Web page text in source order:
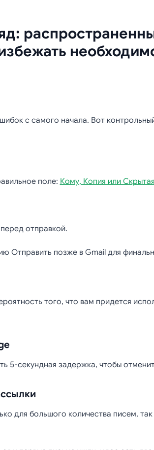
с самого начала. Вот
поле: Кому, Копия или
отправкой.
Отправить позже в Gmail для
того, что вам придется
5-секундная задержка, чтобы
для большого количества писем,